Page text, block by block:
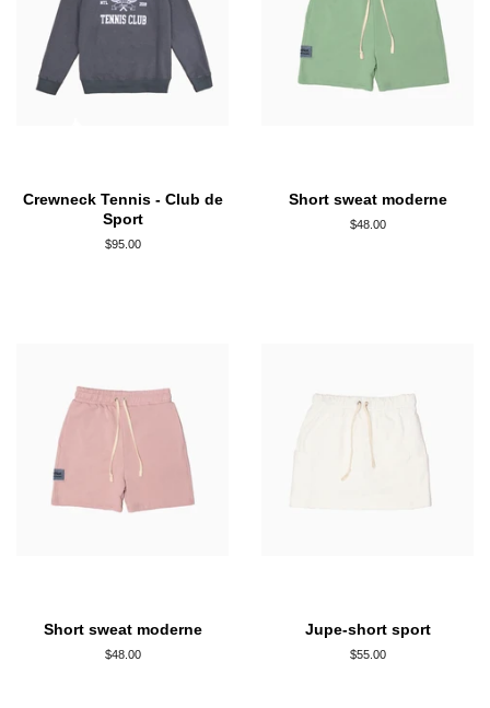
Crewneck Tennis - Club de
Sport
Prix
$95.00
Short sweat moderne
Prix
$48.00
Short sweat moderne
Prix
$48.00
Jupe-short sport
Prix
$55.00